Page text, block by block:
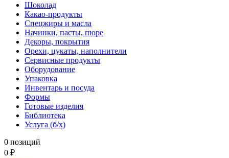
Шоколад
Какао-продукты
Спецжиры и масла
Начинки, пасты, пюре
Декоры, покрытия
Орехи, цукаты, наполнители
Сервисные продукты
Оборудование
Упаковка
Инвентарь и посуда
Формы
Готовые изделия
Библиотека
Услуга (б/х)
0 позиций
0 ₽